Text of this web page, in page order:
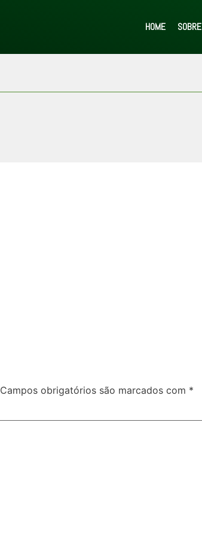
HOME SOBRE
Campos obrigatórios são marcados com *